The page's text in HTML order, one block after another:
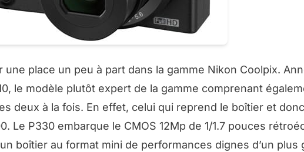
place un peu à part dans la gamme Nikon Coolpix.
le modèle plutôt expert de la gamme comprenant
deux à la fois. En effet, celui qui reprend le boîtier et
Le P330 embarque le CMOS 12Mp de 1/1.7 pouces
boîtier au format mini de performances dignes d’un plus